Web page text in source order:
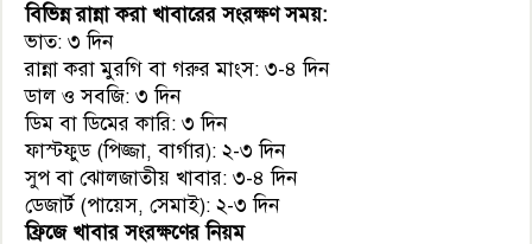
বিভিন্ন রান্না করা খাবারের সংরক্ষণ সময়:
ভাত: ৩ দিন
রান্না করা মুরগি বা গরুর মাংস: ৩-৪ দিন
ডাল ও সবজি: ৩ দিন
ডিম বা ডিমের কারি: ৩ দিন
ফাস্টফুড (পিজ্জা, বার্গার): ২-৩ দিন
সুপ বা ঝোলজাতীয় খাবার: ৩-৪ দিন
ডেজার্ট (পায়েস, সেমাই): ২-৩ দিন
ফ্রিজে খাবার সংরক্ষণের নিয়ম